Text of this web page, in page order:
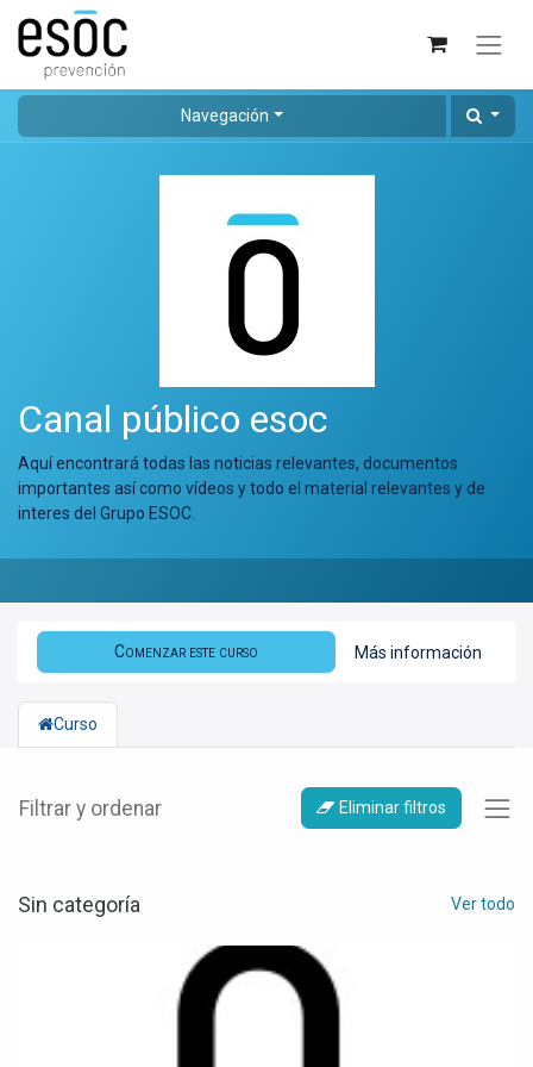
Navegación
Canal público esoc
Aquí encontrará todas las noticias relevantes, documentos
importantes así como vídeos y todo el material relevantes y de
interes del Grupo ESOC.
Comenzar este curso Más información
Curso
Filtrar y ordenar Eliminar filtros
Sin categoría Ver todo